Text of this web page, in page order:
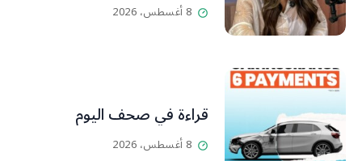
8 أغسطس، 2026
قراءة في صحف اليوم
8 أغسطس، 2026